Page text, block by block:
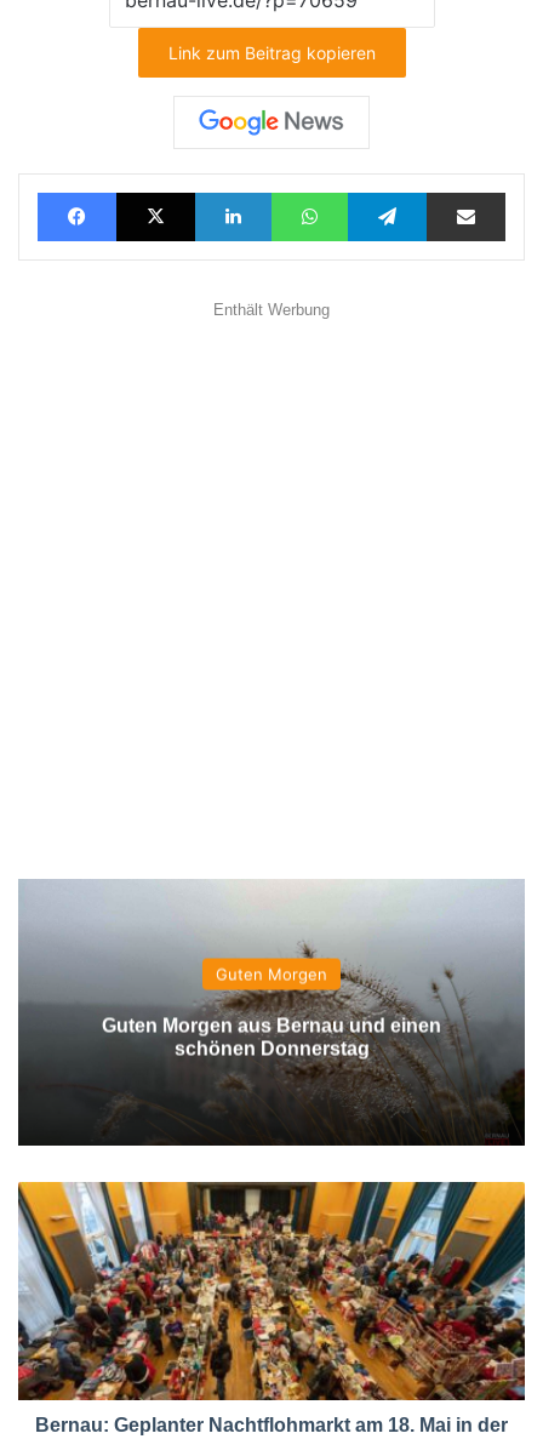
Link zum Beitrag kopieren
FacebookX LinkedInWhatsAppTelegramTeilen via E-Mail
Enthält Werbung
Guten Morgen
Guten Morgen aus Bernau und einen
schönen Donnerstag
Bernau: Geplanter Nachtflohmarkt am 18. Mai in der